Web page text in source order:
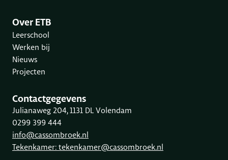
Over ETB
Leerschool
Werken bij
Nieuws
Projecten
Contactgegevens
Julianaweg 204, 1131 DL Volendam
0299 399 444
info@cassombroek.nl
Tekenkamer: tekenkamer@cassombroek.nl